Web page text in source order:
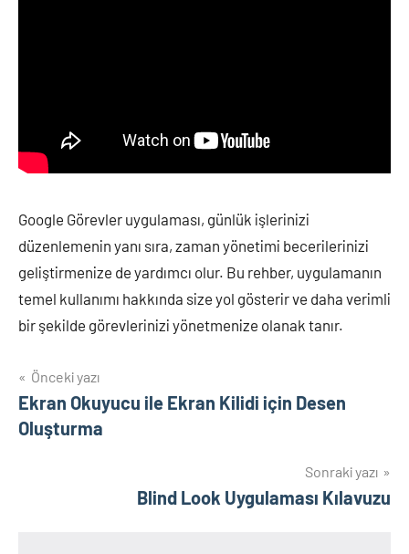
Google Görevler uygulaması, günlük işlerinizi
düzenlemenin yanı sıra, zaman yönetimi becerilerinizi
geliştirmenize de yardımcı olur. Bu rehber, uygulamanın
temel kullanımı hakkında size yol gösterir ve daha verimli
bir şekilde görevlerinizi yönetmenize olanak tanır.
Yazı
gezinmesi
Önceki yazı
Ekran Okuyucu ile Ekran Kilidi için Desen
Oluşturma
Sonraki yazı
Blind Look Uygulaması Kılavuzu